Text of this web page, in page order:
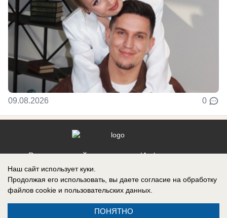
09.08.2026 0
Реклама на сайте
Контакты
Информация
Наш сайт использует куки.
Продолжая его использовать, вы даете согласие на обработку
файлов cookie и пользовательских данных.
ПОНЯТНО